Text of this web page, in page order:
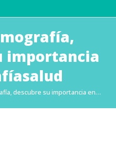
importancia
descubre su importancia en…